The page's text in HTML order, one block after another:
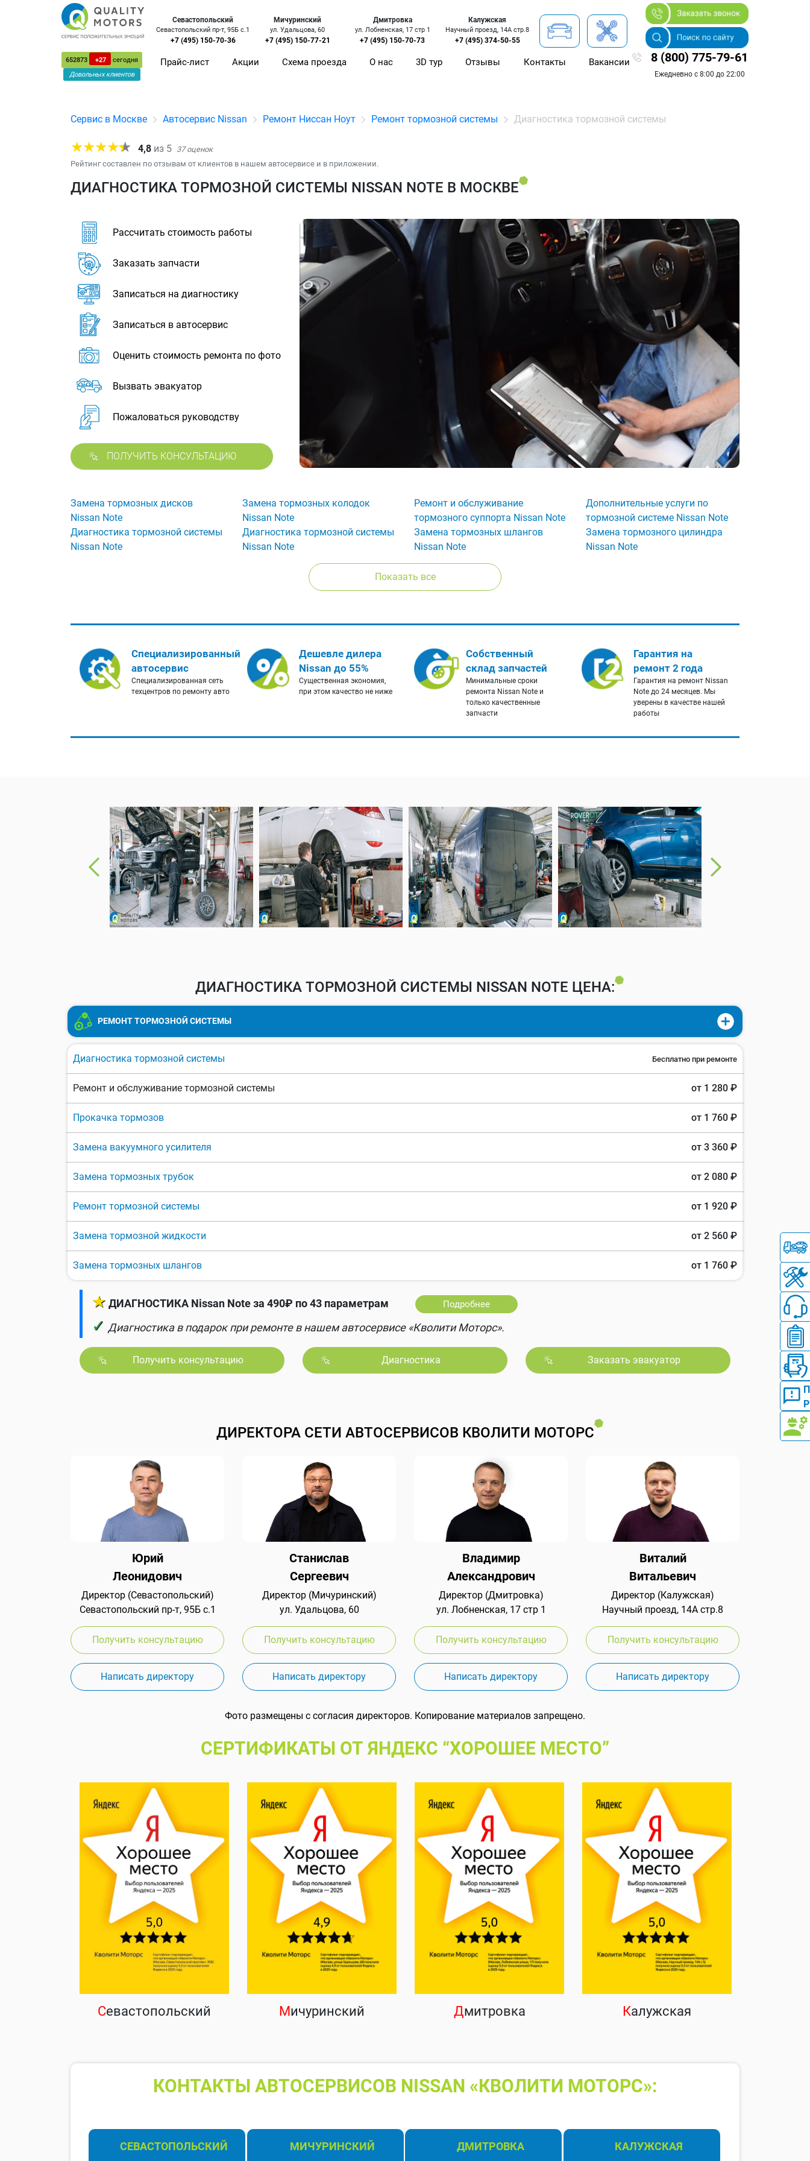
652873 +27
сегодня
Довольных клиентов
Севастопольский
Севастопольский пр-т, 95Б с.1
+7 (495) 150-70-36
Мичуринский
ул. Удальцова, 60
+7 (495) 150-77-21
Дмитровка
ул. Лобненская, 17 стр 1
+7 (495) 150-70-73
Калужская
Научный проезд, 14А стр.8
+7 (495) 374-50-55
Прайс-лист Акции Схема проезда О нас 3D тур Отзывы Контакты Вакансии 8 (800) 775-79-61
Ежедневно с 8:00 до 22:00
Сервис в Москве Автосервис Nissan Ремонт Ниссан Ноут Ремонт тормозной системы Диагностика тормозной системы
4,8 из 5 37оценок
Рейтинг составлен по отзывам от клиентов в нашем автосервисе и в приложении.
ДИАГНОСТИКА ТОРМОЗНОЙ СИСТЕМЫ NISSAN NOTE В МОСКВЕ
Рассчитать стоимость работы
Заказать запчасти
Записаться на диагностику
Записаться в автосервис
Оценить стоимость ремонта по фото
Вызвать эвакуатор
Пожаловаться руководству
ПОЛУЧИТЬ КОНСУЛЬТАЦИЮ
Замена тормозных дисков
Nissan Note
Замена тормозных колодок
Nissan Note
Ремонт и обслуживание
тормозного суппорта Nissan Note
Дополнительные услуги по
тормозной системе Nissan Note
Диагностика тормозной системы
Nissan Note
Диагностика тормозной системы
Nissan Note
Замена тормозных шлангов
Nissan Note
Замена тормозного цилиндра
Nissan Note
Показать все
Специализированный
автосервис
Специализированная сеть
техцентров по ремонту авто
Дешевле дилера
Nissan до 55%
Существенная экономия,
при этом качество не ниже
Собственный
склад запчастей
Минимальные сроки
ремонта Nissan Note и
только качественные
запчасти
Гарантия на
ремонт 2 года
Гарантия на ремонт Nissan
Note до 24 месяцев. Мы
уверены в качестве нашей
работы
ДИАГНОСТИКА ТОРМОЗНОЙ СИСТЕМЫ NISSAN NOTE ЦЕНА:
РЕМОНТ ТОРМОЗНОЙ СИСТЕМЫ
Диагностика тормозной системы Бесплатно при ремонте
Ремонт и обслуживание тормозной системы от 1 280 ₽
Прокачка тормозов от 1 760 ₽
Замена вакуумного усилителя от 3 360 ₽
Замена тормозных трубок от 2 080 ₽
Ремонт тормозной системы от 1 920 ₽
Замена тормозной жидкости от 2 560 ₽
Замена тормозных шлангов от 1 760 ₽
★ ДИАГНОСТИКА Nissan Note за 490₽ по 43 параметрам Подробнее
✓ Диагностика в подарок при ремонте в нашем автосервисе «Кволити Моторс».
Получить консультацию Диагностика Заказать эвакуатор
ДИРЕКТОРА СЕТИ АВТОСЕРВИСОВ КВОЛИТИ МОТОРС
Юрий
Леонидович
Директор (Севастопольский)
Севастопольский пр-т, 95Б с.1
Получить консультацию
Написать директору
Станислав
Сергеевич
Директор (Мичуринский)
ул. Удальцова, 60
Получить консультацию
Написать директору
Владимир
Александрович
Директор (Дмитровка)
ул. Лобненская, 17 стр 1
Получить консультацию
Написать директору
Виталий
Витальевич
Директор (Калужская)
Научный проезд, 14А стр.8
Получить консультацию
Написать директору
Фото размещены с согласия директоров. Копирование материалов запрещено.
СЕРТИФИКАТЫ ОТ ЯНДЕКС “ХОРОШЕЕ МЕСТО”
Севастопольский Мичуринский Дмитровка Калужская
КОНТАКТЫ АВТОСЕРВИСОВ NISSAN «КВОЛИТИ МОТОРС»:
СЕВАСТОПОЛЬСКИЙ МИЧУРИНСКИЙ ДМИТРОВКА КАЛУЖСКАЯ